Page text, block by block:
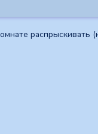
распрыскивать